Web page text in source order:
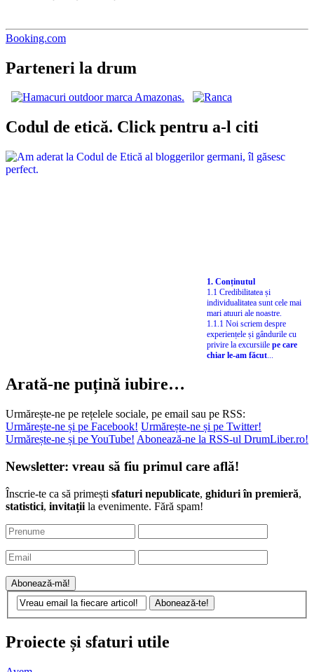
Booking.com
Parteneri la drum
Codul de etică. Click pentru a-l citi
1. Conținutul
1.1 Credibilitatea și
individualitatea sunt cele mai
mari atuuri ale noastre.
1.1.1 Noi scriem despre
experiențele și gândurile cu
privire la excursiilepe care
Arată-ne puțină iubire…
Urmărește-ne pe rețelele sociale, pe email sau pe RSS:
Urmărește-ne și pe Facebook! Urmărește-ne și pe Twitter!
Newsletter: vreau să fiu primul care află!
Înscrie-te ca să primeștisfaturi nepublicate,
Proiecte și sfaturi utile